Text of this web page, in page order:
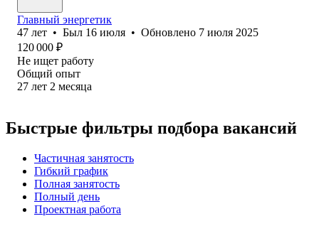
Главный энергетик
47 лет • Был 16 июля • Обновлено 7 июля 2025
120 000 ₽
Не ищет работу
Общий опыт
27 лет 2 месяца
Быстрые фильтры подбора вакансий
Частичная занятость
Гибкий график
Полная занятость
Полный день
Проектная работа